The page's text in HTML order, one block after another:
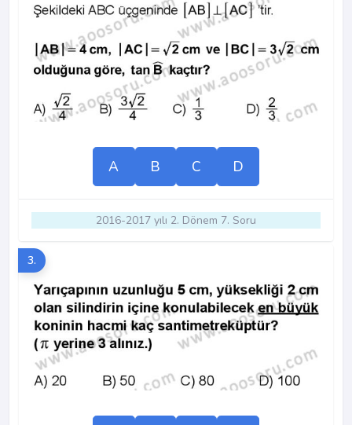
A B C D
2016-2017 yılı 2. Dönem 7. Soru
3.